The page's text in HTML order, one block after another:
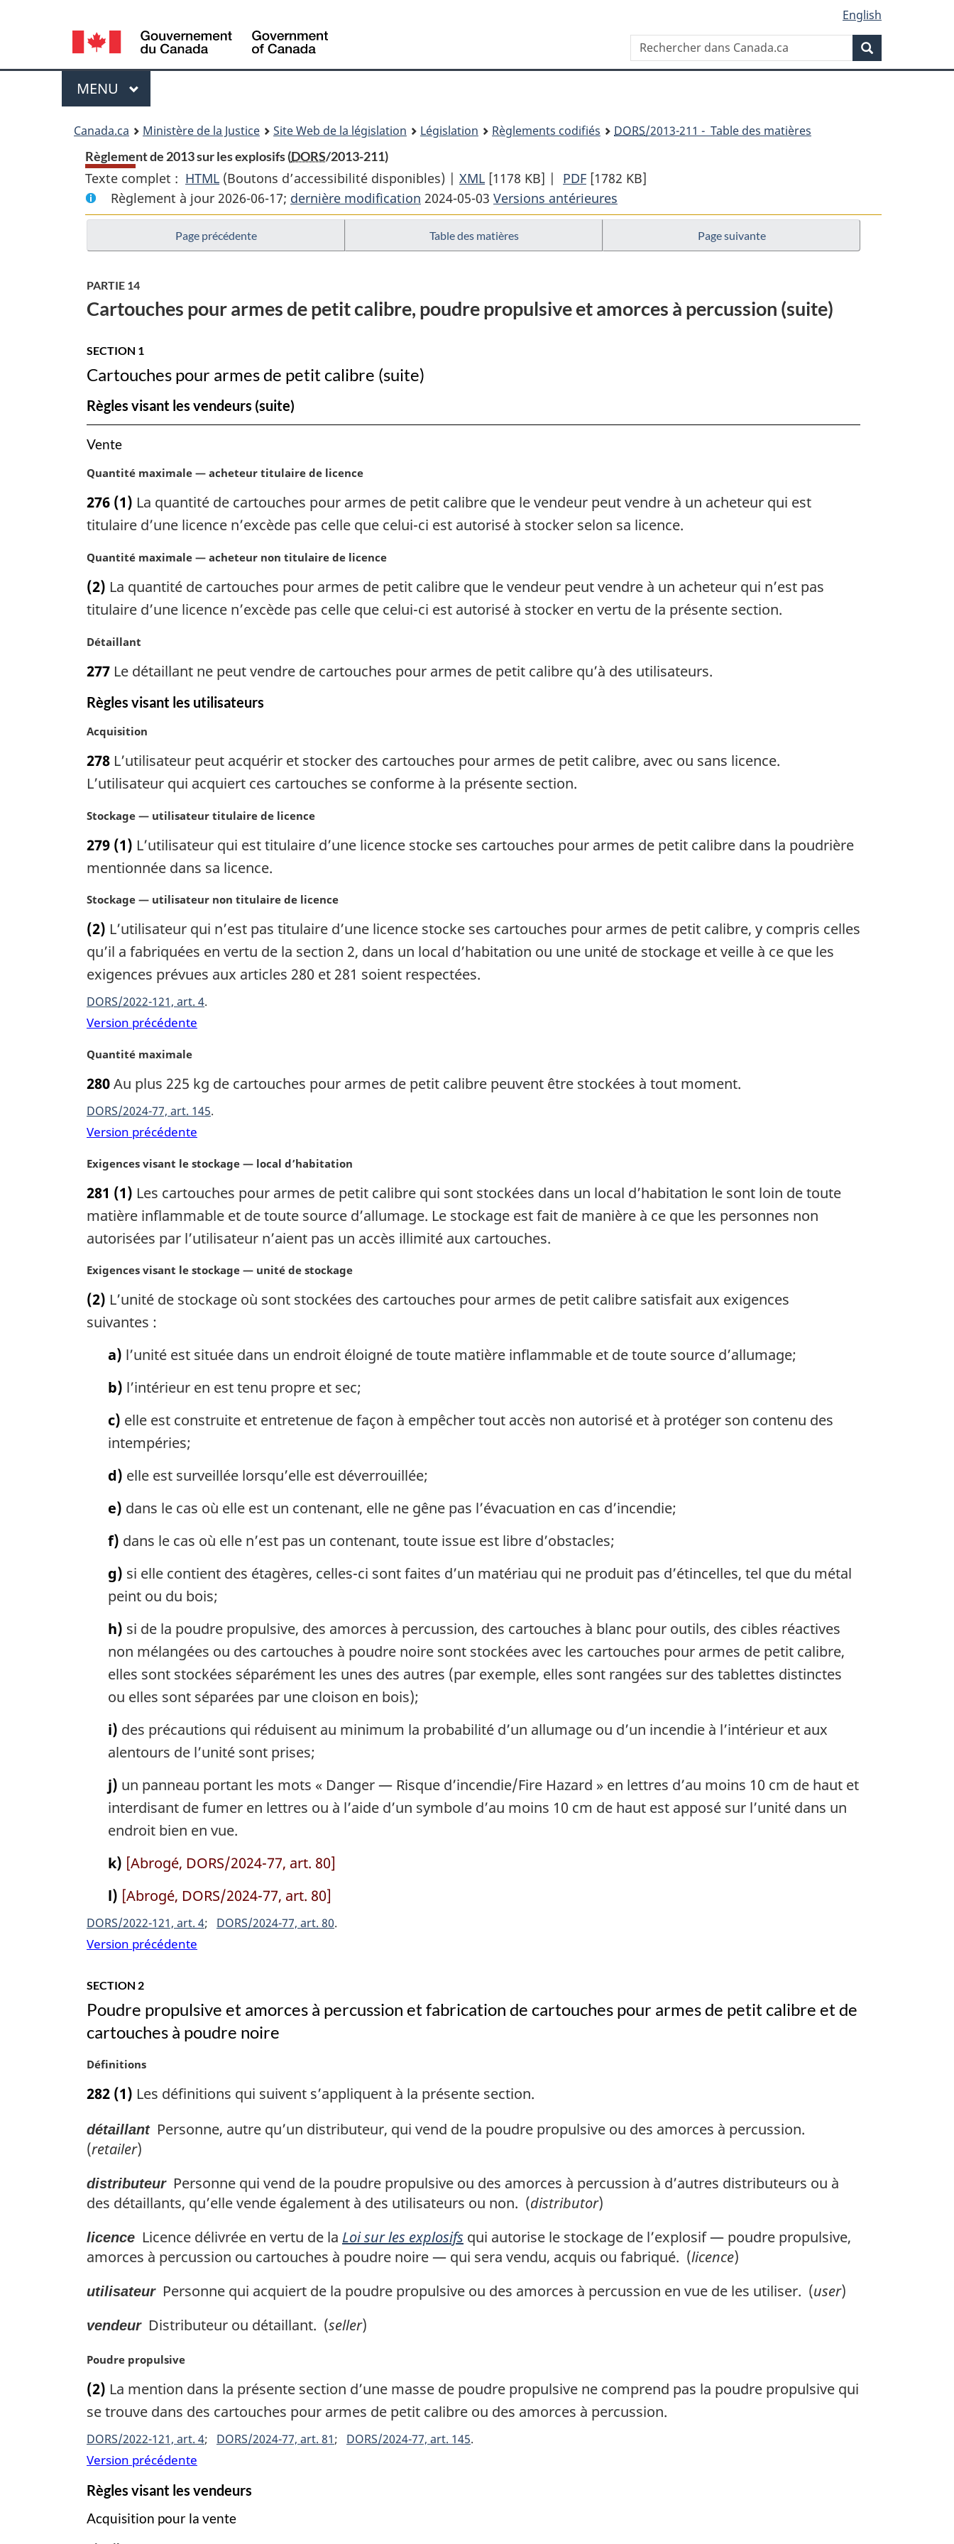
principal
À
site
version
Language
selection
English
Rechercher
dans
Canada.ca
Menu
MENU PRINCIPAL
Canada.ca Ministère de la Justice Site Web de la législation Législation Règlements codifiés DORS/2013-211 - Table des matières
Règlement de 2013 sur les explosifs (DORS/2013-211)
Texte complet : HTML Texte
complet
:
Règlement
les
(Boutons d’accessibilité disponibles) | XML Texte
complet
:
Règlement
les
[1178 KB] | PDF Texte
complet
:
les
[1782 KB]
Règlement à jour 2026-06-17; dernière modification 2024-05-03 Versions antérieures
Page précédente Table des matières Page suivante
PARTIE 14
Cartouches pour armes de petit calibre, poudre propulsive et amorces à percussion (suite)
SECTION 1
Cartouches pour armes de petit calibre (suite)
Règles visant les vendeurs (suite)
Vente
N
t
e
a
g
i
a
e
Quantité maximale — acheteur titulaire de licence
276 (1) La quantité de cartouches pour armes de petit calibre que le vendeur peut vendre à un acheteur qui est
titulaire d’une licence n’excède pas celle que celui-ci est autorisé à stocker selon sa licence.
N
t
e
a
g
n
l
e
:
Quantité maximale — acheteur non titulaire de licence
(2) La quantité de cartouches pour armes de petit calibre que le vendeur peut vendre à un acheteur qui n’est pas
titulaire d’une licence n’excède pas celle que celui-ci est autorisé à stocker en vertu de la présente section.
N
t
m
r
g
n
l
e
:
Détaillant
277 Le détaillant ne peut vendre de cartouches pour armes de petit calibre qu’à des utilisateurs.
Règles visant les utilisateurs
N
t
e
a
g
i
a
e
Acquisition
278 L’utilisateur peut acquérir et stocker des cartouches pour armes de petit calibre, avec ou sans licence.
L’utilisateur qui acquiert ces cartouches se conforme à la présente section.
N
t
e
a
g
i
n
a
l
e
:
Stockage — utilisateur titulaire de licence
279 (1) L’utilisateur qui est titulaire d’une licence stocke ses cartouches pour armes de petit calibre dans la poudrière
mentionnée dans sa licence.
N
t
e
m
a
r
i
a
l
:
Stockage — utilisateur non titulaire de licence
(2) L’utilisateur qui n’est pas titulaire d’une licence stocke ses cartouches pour armes de petit calibre, y compris celles
qu’il a fabriquées en vertu de la section 2, dans un local d’habitation ou une unité de stockage et veille à ce que les
exigences prévues aux articles 280 et 281 soient respectées.
DORS/2022-121, art. 4
Version précédente
N
t
e
m
a
g
i
n
a
l
:
Quantité maximale
280Au plus 225 kg de cartouches pour armes de petit calibre peuvent être stockées à tout moment.
DORS/2024-77, art. 145
Version précédente
N
t
e
a
g
i
n
a
Exigences visant le stockage — local d’habitation
281 (1) Les cartouches pour armes de petit calibre qui sont stockées dans un local d’habitation le sont loin de toute
matière inflammable et de toute source d’allumage. Le stockage est fait de manière à ce que les personnes non
autorisées par l’utilisateur n’aient pas un accès illimité aux cartouches.
N
t
e
Exigences visant le stockage — unité de stockage
(2) L’unité de stockage où sont stockées des cartouches pour armes de petit calibre satisfait aux exigences
suivantes :
a) l’unité est située dans un endroit éloigné de toute matière inflammable et de toute source d’allumage;
b) l’intérieur en est tenu propre et sec;
c) elle est construite et entretenue de façon à empêcher tout accès non autorisé et à protéger son contenu des
intempéries;
d) elle est surveillée lorsqu’elle est déverrouillée;
e) dans le cas où elle est un contenant, elle ne gêne pas l’évacuation en cas d’incendie;
f) dans le cas où elle n’est pas un contenant, toute issue est libre d’obstacles;
g) si elle contient des étagères, celles-ci sont faites d’un matériau qui ne produit pas d’étincelles, tel que du métal
peint ou du bois;
h) si de la poudre propulsive, des amorces à percussion, des cartouches à blanc pour outils, des cibles réactives
non mélangées ou des cartouches à poudre noire sont stockées avec les cartouches pour armes de petit calibre,
elles sont stockées séparément les unes des autres (par exemple, elles sont rangées sur des tablettes distinctes
ou elles sont séparées par une cloison en bois);
i) des précautions qui réduisent au minimum la probabilité d’un allumage ou d’un incendie à l’intérieur et aux
alentours de l’unité sont prises;
j) un panneau portant les mots « Danger — Risque d’incendie/Fire Hazard » en lettres d’au moins 10 cm de haut et
interdisant de fumer en lettres ou à l’aide d’un symbole d’au moins 10 cm de haut est apposé sur l’unité dans un
endroit bien en vue.
k) [Abrogé, DORS/2024-77, art. 80]
l) [Abrogé, DORS/2024-77, art. 80]
DORS/2022-121, art. 4 DORS/2024-77, art. 80
Version précédente
SECTION 2
Poudre propulsive et amorces à percussion et fabrication de cartouches pour armes de petit calibre et de
cartouches à poudre noire
N
t
m
a
r
g
n
l
e
Définitions
282 (1) Les définitions qui suivent s’appliquent à la présente section.
détaillantPersonne, autre qu’un distributeur, qui vend de la poudre propulsive ou des amorces à percussion.
(retailer)
distributeurPersonne qui vend de la poudre propulsive ou des amorces à percussion à d’autres distributeurs ou à
des détaillants, qu’elle vende également à des utilisateurs ou non. (distributor)
licence Licence délivrée en vertu de la Loi sur les explosifs qui autorise le stockage de l’explosif — poudre propulsive,
amorces à percussion ou cartouches à poudre noire — qui sera vendu, acquis ou fabriqué. (licence)
utilisateurPersonne qui acquiert de la poudre propulsive ou des amorces à percussion en vue de les utiliser. (user)
vendeurDistributeur ou détaillant. (seller)
N
t
e
a
r
i
a
Poudre propulsive
(2) La mention dans la présente section d’une masse de poudre propulsive ne comprend pas la poudre propulsive qui
se trouve dans des cartouches pour armes de petit calibre ou des amorces à percussion.
DORS/2022-121, art. 4 DORS/2024-77, art. 81 DORS/2024-77, art. 145
Version précédente
Règles visant les vendeurs
Acquisition pour la vente